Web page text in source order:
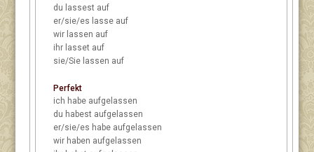
du lassest auf
er/sie/es lasse auf
wir lassen auf
ihr lasset auf
sie/Sie lassen auf
Perfekt
ich habe aufgelassen
du habest aufgelassen
er/sie/es habe aufgelassen
wir haben aufgelassen